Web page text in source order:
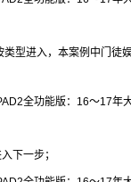
型进入，本案例中门徒
下一步；